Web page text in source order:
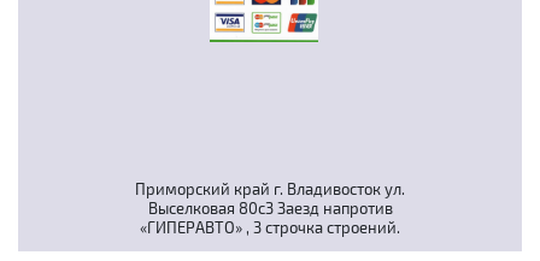
Приморский край г. Владивосток ул.
Выселковая 80с3 Заезд напротив
«ГИПЕРАВТО» , 3 строчка строений.